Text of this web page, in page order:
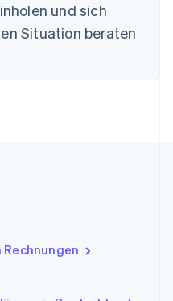
und sich
Situation beraten